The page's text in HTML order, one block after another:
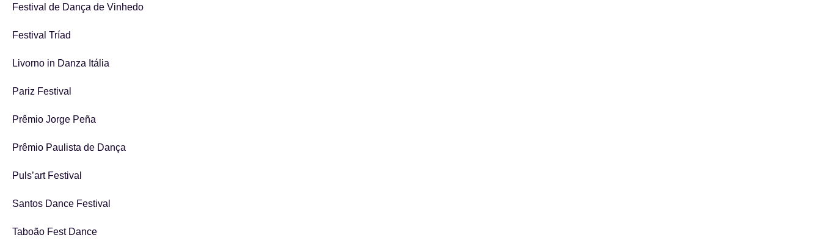
Festival de Dança de Vinhedo
Festival Tríad
Livorno in Danza Itália
Pariz Festival
Prêmio Jorge Peña
Prêmio Paulista de Dança
Puls’art Festival
Santos Dance Festival
Taboão Fest Dance